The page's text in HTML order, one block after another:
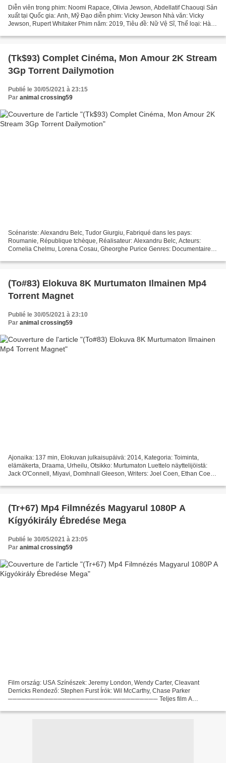
Diễn viên trong phim: Noomi Rapace, Olivia Jewson, Abdellatif Chaouqi Sản
xuất tại Quốc gia: Anh, Mỹ Đạo diễn phim: Vicky Jewson Nhà văn: Vicky
Jewson, Rupert Whitaker Phim năm: 2019, Tiêu đề: Nữ Vệ Sĩ, Thể loại: Hành
(Tk$93) Complet Cinéma, Mon Amour 2K Stream
3Gp Torrent Dailymotion
Publié le 30/05/2021 à 23:15
Par animal crossing59
Scénariste: Alexandru Belc, Tudor Giurgiu, Fabriqué dans les pays:
Roumanie, République tchèque, Réalisateur: Alexandru Belc, Acteurs:
Cornelia Chelmu, Lorena Cosau, Gheorghe Purice Genres: Documentaire,
(To#83) Elokuva 8K Murtumaton Ilmainen Mp4
Torrent Magnet
Publié le 30/05/2021 à 23:10
Par animal crossing59
Ajonaika: 137 min, Elokuvan julkaisupäivä: 2014, Kategoria: Toiminta,
elämäkerta, Draama, Urheilu, Otsikko: Murtumaton Luettelo näyttelijöistä:
Jack O'Connell, Miyavi, Domhnall Gleeson, Writers: Joel Coen, Ethan Coen,
(Tr+67) Mp4 Filmnézés Magyarul 1080P A
Kígyókirály Ébredése Mega
Publié le 30/05/2021 à 23:05
Par animal crossing59
Film ország: USA Színészek: Jeremy London, Wendy Carter, Cleavant
Derricks Rendező: Stephen Furst Írók: Wil McCarthy, Chase Parker
───────────────────────────────── Teljes film A